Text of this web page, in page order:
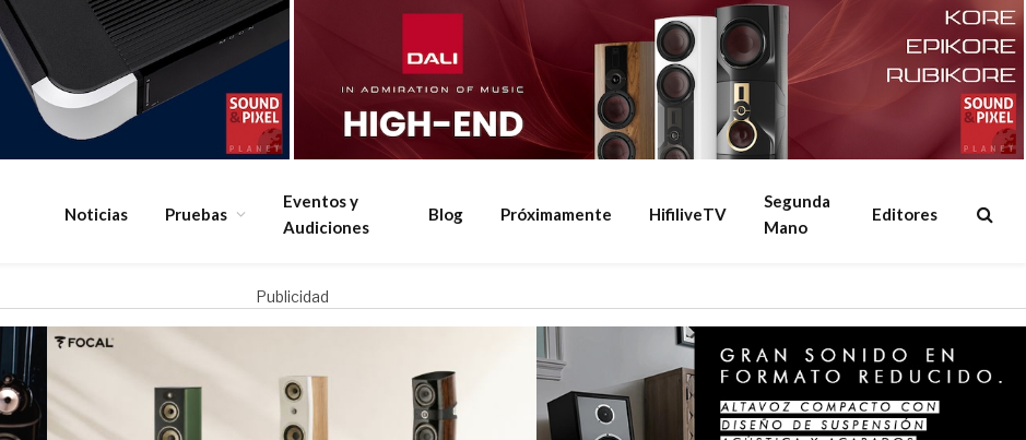
Noticias Pruebas
Eventos y
Audiciones
Blog Próximamente HifiliveTV
Segunda
Mano
Editores
Publicidad